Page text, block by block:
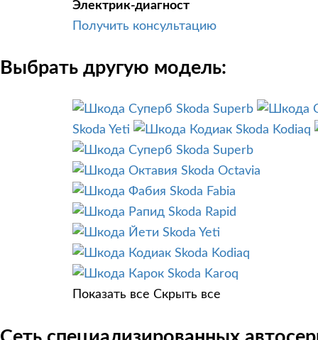
Электрик-диагност
Получить консультацию
Выбрать другую модель:
Skoda Superb
Skoda Yeti
Skoda Kodiaq
Skoda Superb
Skoda Octavia
Skoda Fabia
Skoda Rapid
Skoda Yeti
Skoda Kodiaq
Skoda Karoq
Показать все Скрыть все